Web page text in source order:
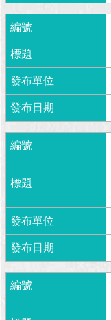
導
覽
English
常
見
問
答
新
清
語
詞
彙